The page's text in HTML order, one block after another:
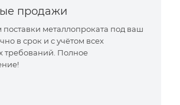
продажи
металлопроката под ваш
в срок и с учётом всех
требований. Полное